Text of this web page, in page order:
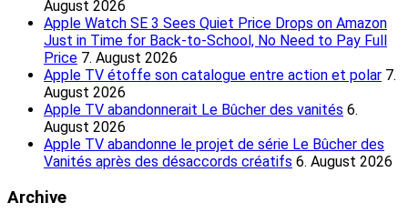
August 2026
Apple Watch SE 3 Sees Quiet Price Drops on Amazon
Just in Time for Back-to-School, No Need to Pay Full
Price 7. August 2026
Apple TV étoffe son catalogue entre action et polar 7.
August 2026
Apple TV abandonnerait Le Bûcher des vanités 6.
August 2026
Apple TV abandonne le projet de série Le Bûcher des
Vanités après des désaccords créatifs 6. August 2026
Archive